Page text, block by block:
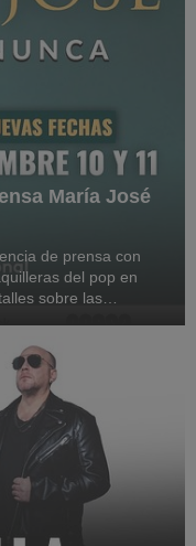
María José
de prensa con
del pop en
sobre las